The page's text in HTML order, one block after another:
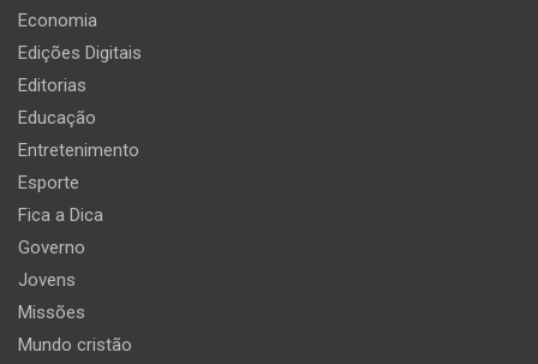
Economia
Edições Digitais
Editorias
Educação
Entretenimento
Esporte
Fica a Dica
Governo
Jovens
Missões
Mundo cristão